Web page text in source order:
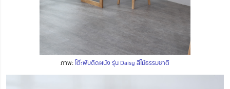
ภาพ:โต๊ะพับติดผนัง รุ่น Daisy สีไม้ธรรมชาติ